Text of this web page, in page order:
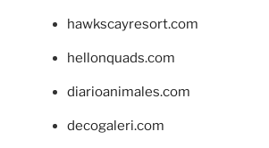
hawkscayresort.com
hellonquads.com
diarioanimales.com
decogaleri.com